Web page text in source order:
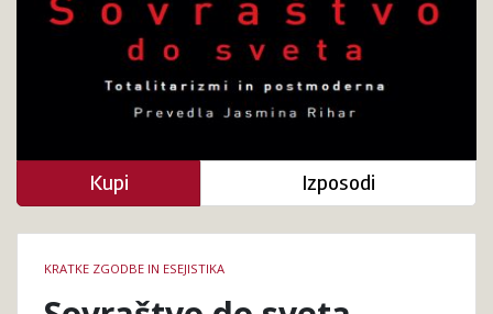
knjige
KRATKE ZGODBE IN ESEJISTIKA
Kupi Izposodi